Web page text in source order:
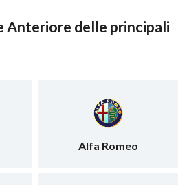
Anteriore delle principali
Alfa Romeo